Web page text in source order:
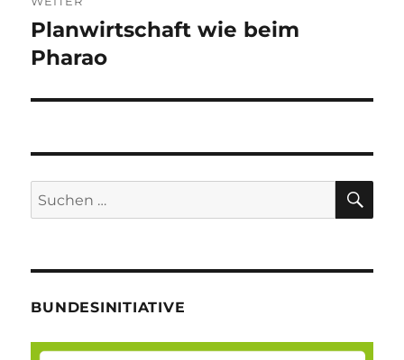
Nächster
Beitrag:
Planwirtschaft wie beim
Pharao
Suche
nach:
BUNDESINITIATIVE